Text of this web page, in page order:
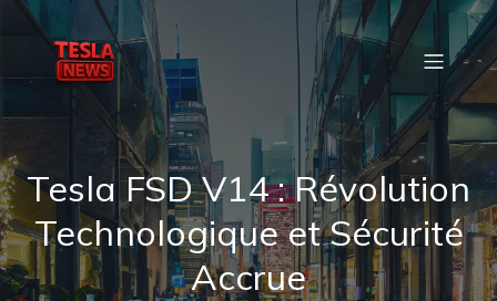
Tesla FSD V14 : Révolution
Technologique et Sécurité
Accrue